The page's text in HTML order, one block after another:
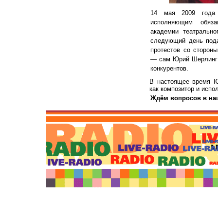
14 мая 2009 года
исполняющим
академии
следующий день
протестов со
— сам Юрий Шерлинг
конкурентов.
В настоящее время
как композитор и
Ждём вопросов в